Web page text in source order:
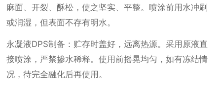
麻面、开裂、酥松，使之坚实、平整。喷涂前用水冲刷
或润湿，但表面不存有明水。
永凝液DPS制备：贮存时盖好，远离热源。采用原液直
接喷涂，严禁掺水稀释。使用前摇晃均匀，如有冻结情
况，待完全融化后再使用。